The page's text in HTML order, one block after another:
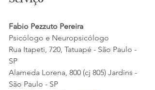
Fabio Pezzuto Pereira
Psicólogo e Neuropsicólogo
Rua Itapeti, 720, Tatuapé - São Paulo -
SP
Alameda Lorena, 800 (cj 805) Jardins -
São Paulo - SP​